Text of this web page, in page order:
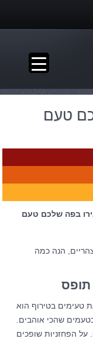
טעם
בפה שלכם טעם
הנה כמה
תופס
טעימים בטירוף הוא
שהכי אוהבים.
על הפחזניות שופכים